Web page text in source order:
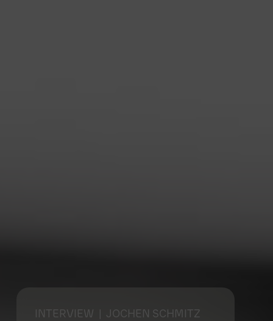
INTERVIEW | JOCHEN SCHMITZ